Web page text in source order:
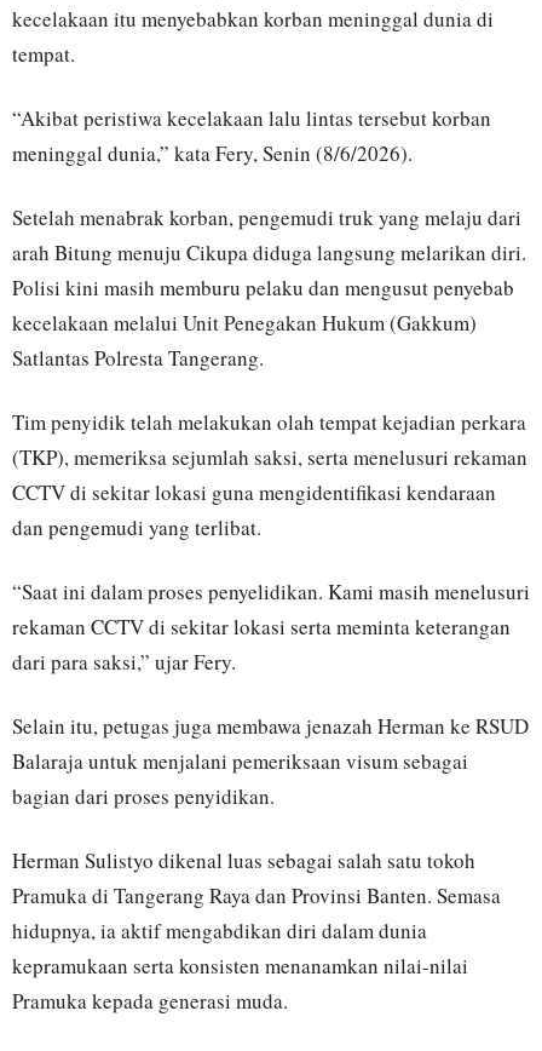
kecelakaan itu menyebabkan korban meninggal dunia di
tempat.
“Akibat peristiwa kecelakaan lalu lintas tersebut korban
meninggal dunia,” kata Fery, Senin (8/6/2026).
Setelah menabrak korban, pengemudi truk yang melaju dari
arah Bitung menuju Cikupa diduga langsung melarikan diri.
Polisi kini masih memburu pelaku dan mengusut penyebab
kecelakaan melalui Unit Penegakan Hukum (Gakkum)
Satlantas Polresta Tangerang.
Tim penyidik telah melakukan olah tempat kejadian perkara
(TKP), memeriksa sejumlah saksi, serta menelusuri rekaman
CCTV di sekitar lokasi guna mengidentifikasi kendaraan
dan pengemudi yang terlibat.
“Saat ini dalam proses penyelidikan. Kami masih menelusuri
rekaman CCTV di sekitar lokasi serta meminta keterangan
dari para saksi,” ujar Fery.
Selain itu, petugas juga membawa jenazah Herman ke RSUD
Balaraja untuk menjalani pemeriksaan visum sebagai
bagian dari proses penyidikan.
Herman Sulistyo dikenal luas sebagai salah satu tokoh
Pramuka di Tangerang Raya dan Provinsi Banten. Semasa
hidupnya, ia aktif mengabdikan diri dalam dunia
kepramukaan serta konsisten menanamkan nilai-nilai
Pramuka kepada generasi muda.